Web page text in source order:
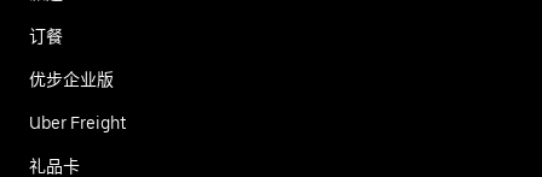
订餐
优步企业版
Uber Freight
礼品卡